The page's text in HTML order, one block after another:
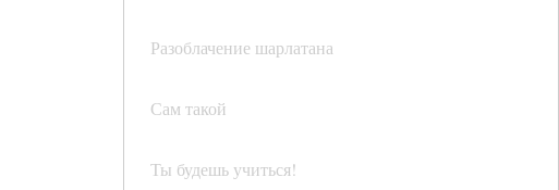
Разоблачение шарлатана
Сам такой
Ты будешь учиться!